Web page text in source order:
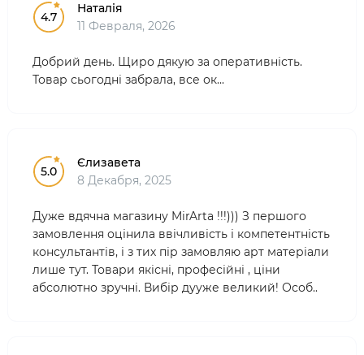
4.7
Наталія
11 Февраля, 2026
Добрий день. Щиро дякую за оперативність.
Товар сьогодні забрала, все ок...
5.0
Єлизавета
8 Декабря, 2025
Дуже вдячна магазину MirArta !!!))) З першого
замовлення оцінила ввічливість і компетентність
консультантів, і з тих пір замовляю арт матеріали
лише тут. Товари якісні, професійні , ціни
абсолютно зручні. Вибір дууже великий! Особ..